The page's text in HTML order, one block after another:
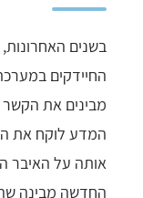
בשנים
החיידקים
מבינים את הקשר
המדע לוקח את
אותה על האיבר
החדשה מבינה